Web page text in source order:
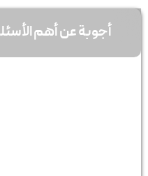
أجوبة عن أهم